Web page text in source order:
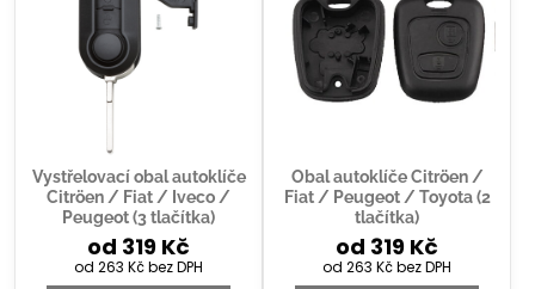
Vystřelovací obal autoklíče
Citröen / Fiat / Iveco /
Peugeot (3 tlačítka)
od 319 Kč
od 263 Kčbez DPH
Obal autoklíče Citröen /
Fiat / Peugeot / Toyota (2
tlačítka)
od 319 Kč
od 263 Kčbez DPH